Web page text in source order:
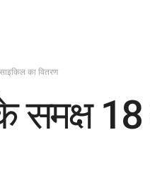
का वितरण
समक्ष